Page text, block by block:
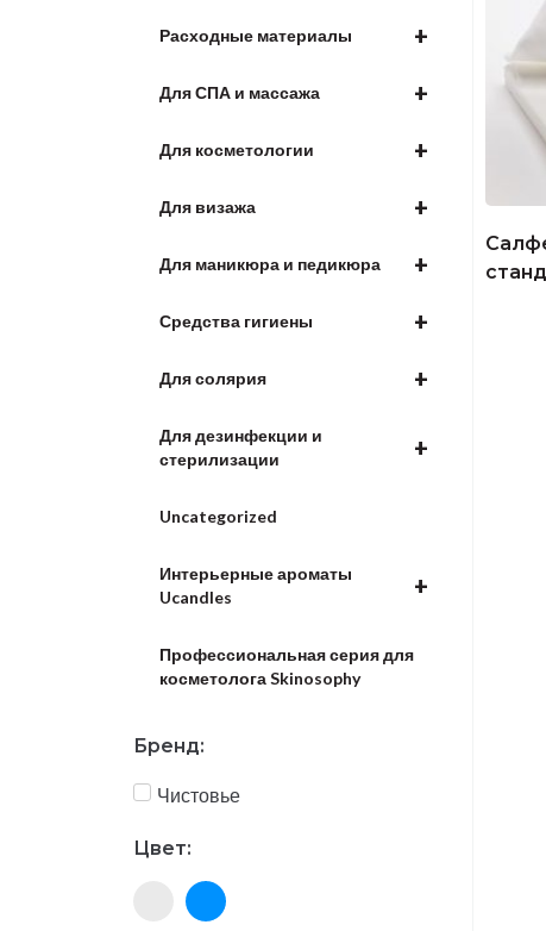
+
Расходные материалы
+
Для СПА и массажа
+
Для косметологии
+
Для визажа
+
Для маникюра и педикюра
+
Средства гигиены
+
Для солярия
+
Для дезинфекции и
стерилизации
Uncategorized
+
Интерьерные ароматы
Ucandles
Профессиональная серия для
косметолога Skinosophy
Бренд:
Чистовье
Цвет: